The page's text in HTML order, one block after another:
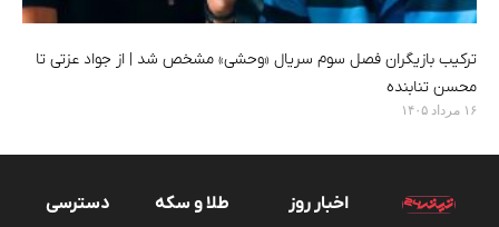
ترکیب بازیگران فصل سوم سریال «وحشی» مشخص شد | از جواد عزتی تا
محسن تنابنده
۱۶ مرداد ۱۴۰۵
اخبار روز طلا و سکه
دسترسی